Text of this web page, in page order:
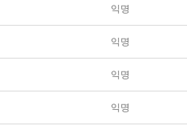
익명
익명
익명
익명